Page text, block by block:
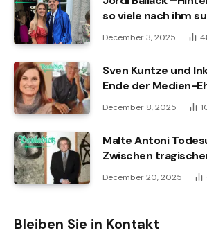
so viele nach ihm
December 3, 2025
Sven Kuntze und
Ende der Medien-
December 8, 2025
Malte Antoni
Zwischen
December 20, 2025
Bleiben Sie in Kontakt